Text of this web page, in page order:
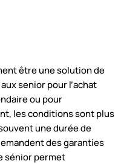
être une solution de
senior pour l’achat
ou pour
les conditions sont plus
une durée de
des garanties
sénior permet